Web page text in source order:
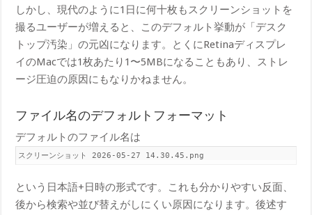
しかし、現代のように1日に何十枚もスクリーンショットを
撮るユーザーが増えると、このデフォルト挙動が「デスク
トップ汚染」の元凶になります。とくにRetinaディスプレ
イのMacでは1枚あたり1〜5MBになることもあり、ストレ
ージ圧迫の原因にもなりかねません。
ファイル名のデフォルトフォーマット
デフォルトのファイル名は
スクリーンショット 2026-05-27 14.30.45.png
という日本語+日時の形式です。これも分かりやすい反面、
後から検索や並び替えがしにくい原因になります。後述す